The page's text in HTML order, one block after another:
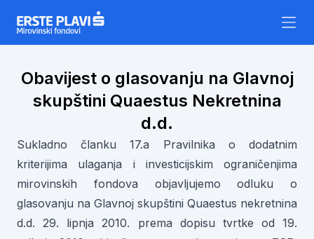
Obavijest o glasovanju na Glavnoj
skupštini Quaestus Nekretnina
d.d.
Sukladno članku 17.a Pravilnika o dodatnim
kriterijima ulaganja i investicijskim ograničenjima
mirovinskih fondova objavljujemo odluku o
glasovanju na Glavnoj skupštini Quaestus nekretnina
d.d. 29. lipnja 2010. prema dopisu tvrtke od 19.